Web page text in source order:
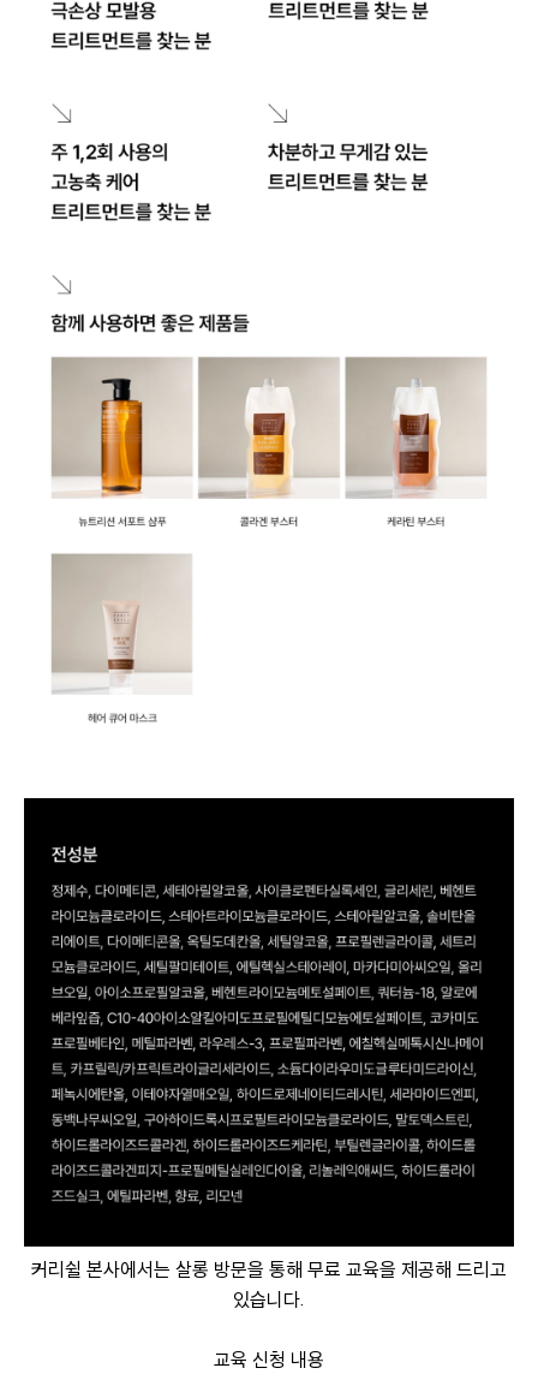
커리쉴 본사에서는 살롱 방문을 통해 무료 교육을 제공해 드리고
있습니다.
교육 신청 내용